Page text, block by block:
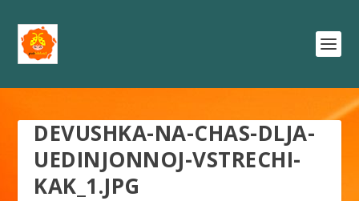
DEVUSHKA-NA-CHAS-DLJA-
UEDINJONNOJ-VSTRECHI-
KAK_1.JPG